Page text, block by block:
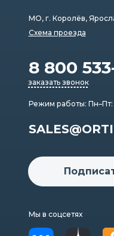
заказать звонок
Режим работы: Пн–Пт:
МО, г. Королёв,
Схема проезда
8 800
Мы в соцсетях